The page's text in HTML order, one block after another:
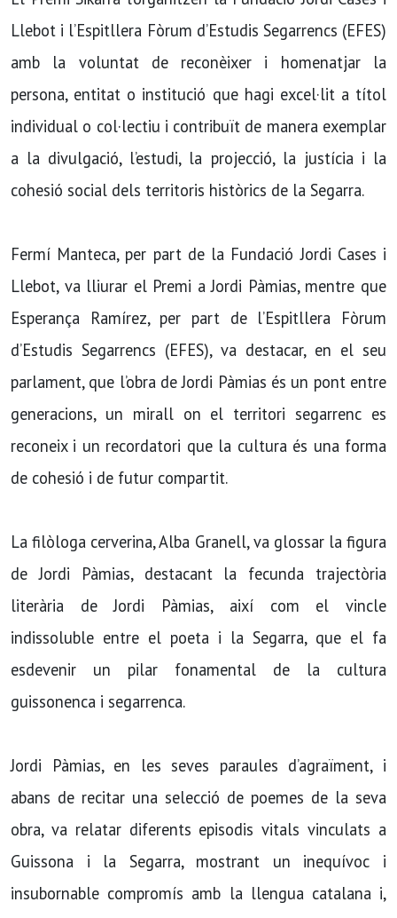
Llebot i l’Espitllera Fòrum d’Estudis Segarrencs (EFES)
amb la voluntat de reconèixer i homenatjar la
persona, entitat o institució que hagi excel·lit a títol
individual o col·lectiu i contribuït de manera exemplar
a la divulgació, l’estudi, la projecció, la justícia i la
cohesió social dels territoris històrics de la Segarra.
Fermí Manteca, per part de la Fundació Jordi Cases i
Llebot, va lliurar el Premi a Jordi Pàmias, mentre que
Esperança Ramírez, per part de l’Espitllera Fòrum
d’Estudis Segarrencs (EFES), va destacar, en el seu
parlament, que l’obra de Jordi Pàmias és un pont entre
generacions, un mirall on el territori segarrenc es
reconeix i un recordatori que la cultura és una forma
de cohesió i de futur compartit.
La filòloga cerverina, Alba Granell, va glossar la figura
de Jordi Pàmias, destacant la fecunda trajectòria
literària de Jordi Pàmias, així com el vincle
indissoluble entre el poeta i la Segarra, que el fa
esdevenir un pilar fonamental de la cultura
guissonenca i segarrenca.
Jordi Pàmias, en les seves paraules d’agraïment, i
abans de recitar una selecció de poemes de la seva
obra, va relatar diferents episodis vitals vinculats a
Guissona i la Segarra, mostrant un inequívoc i
insubornable compromís amb la llengua catalana i,